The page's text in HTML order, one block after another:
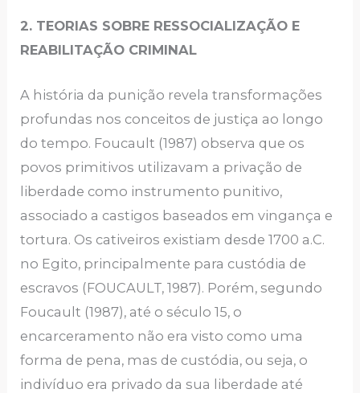
2. TEORIAS SOBRE RESSOCIALIZAÇÃO E
REABILITAÇÃO CRIMINAL
A história da punição revela transformações
profundas nos conceitos de justiça ao longo
do tempo. Foucault (1987) observa que os
povos primitivos utilizavam a privação de
liberdade como instrumento punitivo,
associado a castigos baseados em vingança e
tortura. Os cativeiros existiam desde 1700 a.C.
no Egito, principalmente para custódia de
escravos (FOUCAULT, 1987). Porém, segundo
Foucault (1987), até o século 15, o
encarceramento não era visto como uma
forma de pena, mas de custódia, ou seja, o
indivíduo era privado da sua liberdade até